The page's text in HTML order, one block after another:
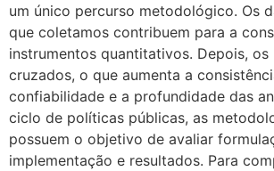
um único percurso metodológico. Os
que coletamos contribuem para a
instrumentos quantitativos. Depois, os
cruzados, o que aumenta a
confiabilidade e a profundidade das
ciclo de políticas públicas, as
possuem o objetivo de avaliar
implementação e resultados. Para